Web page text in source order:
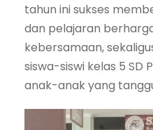
tahun ini sukses
dan pelajaran
kebersamaan,
siswa-siswi kelas 5 SD
anak-anak yang